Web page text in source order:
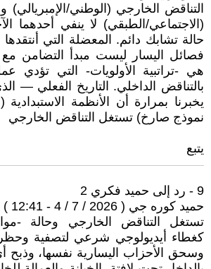
التناقض الخارجي (الوطني/الإمبريالي)
(الاجتماعي/الطبقي) لا ينفي أحدهما
حالة تشابك دائم. المعضلة التي
فصائل اليسار ليست مبدأ التضامن
هي -تراتبية الأولويات- التي تؤدي
بالتناقض الداخلي. التاريخ الفعلي —
يخبرنا بمرارة أن الأنظمة الاستبدادية
نموذج صارخ) تستغل التناقض الخارجي
يتبع
9 - رد إلى حميد فكري 2
حميد كوره جي ( 2026 / 7 / 4 - 12:41 )
تستغل التناقض الخارجي وحالة -
كغطاء أيديولوجي شرعي لتصفية وحظر
وسحق الأحزاب اليسارية نفسها،